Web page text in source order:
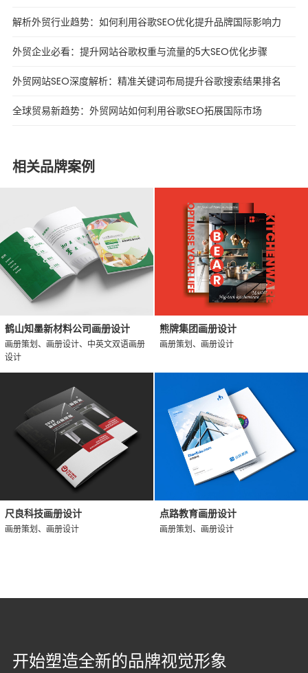
解析外贸行业趋势：如何利用谷歌SEO优化提升品牌国际影响力
外贸企业必看：提升网站谷歌权重与流量的5大SEO优化步骤
外贸网站SEO深度解析：精准关键词布局提升谷歌搜索结果排名
全球贸易新趋势：外贸网站如何利用谷歌SEO拓展国际市场
相关品牌案例
鹤山知墨新材料公司画册设计
画册策划、画册设计、中英文双语画册
设计
熊牌集团画册设计
画册策划、画册设计
尺良科技画册设计
画册策划、画册设计
点路教育画册设计
画册策划、画册设计
开始塑造全新的品牌视觉形象